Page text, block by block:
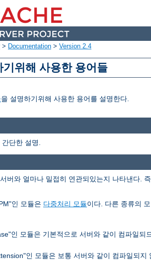
> Documentation > Version 2.4
기위해 사용한 용어들
을 설명하기위해 사용한 용어를 설명한다.
단한 설명.
버와 얼마나 밀접히 연관되있는지 나타낸다.
인 모듈은 다중처리 모듈이다. 다른 종류의
인 모듈은 기본적으로 서버와 같이 컴파일되
인 모듈은 보통 서버와 같이 컴파일되